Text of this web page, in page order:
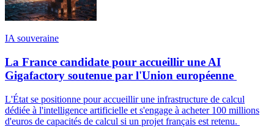
IA souveraine
La France candidate pour accueillir une AI
Gigafactory soutenue par l'Union européenne
L'État se positionne pour accueillir une infrastructure de calcul
dédiée à l'intelligence artificielle et s'engage à acheter 100 millions
d'euros de capacités de calcul si un projet français est retenu.